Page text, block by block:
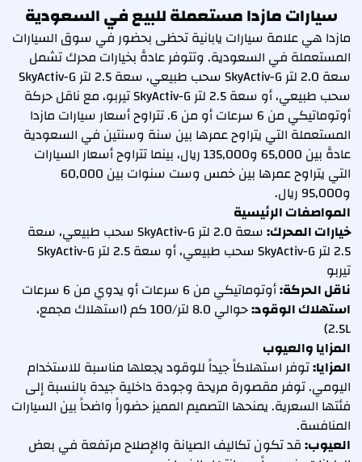
سيارات مازدا مستعملة للبيع في السعودية
مازدا هي علامة سيارات يابانية تحظى بحضور في سوق السيارات
المستعملة في السعودية. وتتوفر عادةً بخيارات محرك تشمل
سعة 2.0 لتر SkyActiv-G سحب طبيعي، سعة 2.5 لتر SkyActiv-G
سحب طبيعي، أو سعة 2.5 لتر SkyActiv-G تيربو، مع ناقل حركة
أوتوماتيكي من 6 سرعات أو من 6. تتراوح أسعار سيارات مازدا
المستعملة التي يتراوح عمرها بين سنة وسنتين في السعودية
عادةً بين 65,000 و135,000 ريال، بينما تتراوح أسعار السيارات
التي يتراوح عمرها بين خمس وست سنوات بين 60,000
و95,000 ريال.
المواصفات الرئيسية
خيارات المحرك:
سعة 2.0 لتر SkyActiv-G سحب طبيعي، سعة
2.5 لتر SkyActiv-G سحب طبيعي، أو سعة 2.5 لتر SkyActiv-G
تيربو
ناقل الحركة:أوتوماتيكي من 6 سرعات أو يدوي من 6 سرعات
استهلاك الوقود:
حوالي 8.0 لتر/100 كم (استهلاك مجمع،
2.5L)
المزايا والعيوب
المزايا:توفر استهلاكاً جيداً للوقود يجعلها مناسبة للاستخدام
اليومي. توفر مقصورة مريحة وجودة داخلية جيدة بالنسبة إلى
فئتها السعرية. يمنحها التصميم المميز حضوراً واضحاً بين السيارات
المنافسة.
العيوب:قد تكون تكاليف الصيانة والإصلاح مرتفعة في بعض